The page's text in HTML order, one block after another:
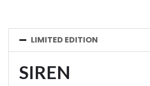
LIMITED EDITION
SIREN